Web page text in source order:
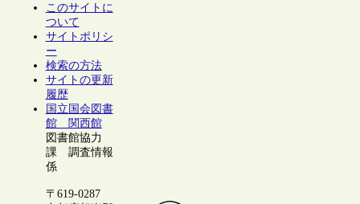
このサイトに
ついて
サイトポリシ
ー
検索の方法
サイトの更新
履歴
国立国会図書
館 関西館
図書館協力
課 調査情報
係
〒619-0287